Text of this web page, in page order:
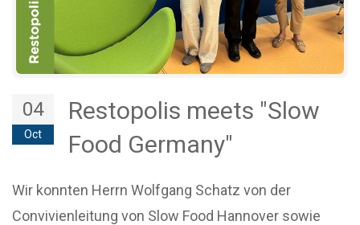
04
Oct
Restopolis meets "Slow
Food Germany"
Wir konnten Herrn Wolfgang Schatz von der
Convivienleitung von Slow Food Hannover sowie